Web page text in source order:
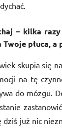
– kilka
Twoje płuca,
skupia się
na tę
do mózgu.
dziś już nic